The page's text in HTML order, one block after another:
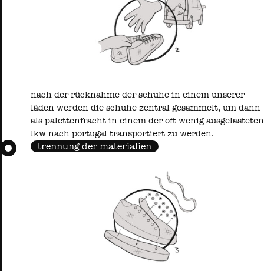
nach der rücknahme der schuhe in einem unserer
läden werden die schuhe zentral gesammelt, um dann
als palettenfracht in einem der oft wenig ausgelasteten
lkw nach portugal transportiert zu werden.
trennung der materialien